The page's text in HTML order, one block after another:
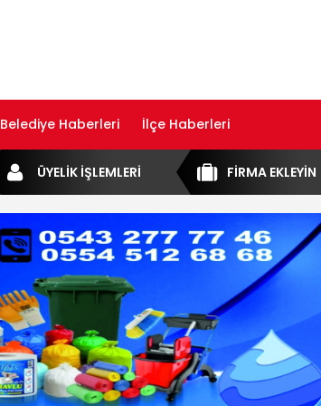
Belediye Haberleri İlçe Haberleri
FİRMA EKLEYİN
ÜYELİK İŞLEMLERİ